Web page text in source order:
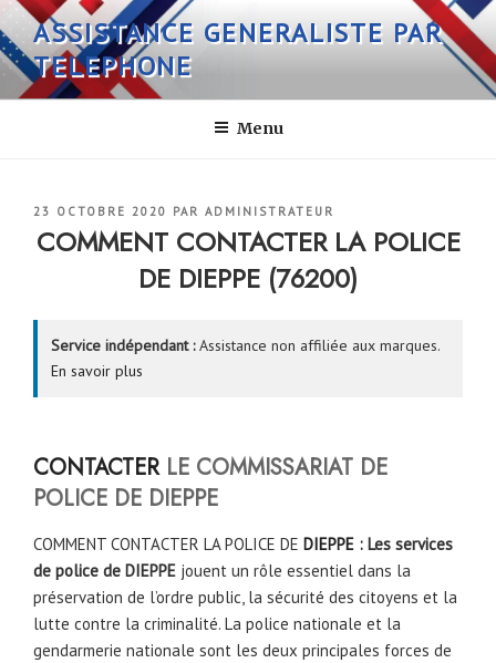
Aller
au
contenu
principal
ASSISTANCE GENERALISTE PAR
TELEPHONE
Menu
PUBLIÉ
LE
23 OCTOBRE 2020 PAR ADMINISTRATEUR
COMMENT CONTACTER LA POLICE
DE DIEPPE (76200)
Service indépendant :Assistance non affiliée aux marques.
En savoir plus
CONTACTERLE COMMISSARIAT DE
POLICE DE DIEPPE
COMMENT CONTACTER LA POLICE DE DIEPPE : Les services
de police de DIEPPE jouent un rôle essentiel dans la
préservation de l’ordre public, la sécurité des citoyens et la
lutte contre la criminalité. La police nationale et la
gendarmerie nationale sont les deux principales forces de